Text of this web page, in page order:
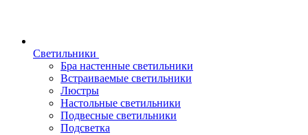
Светильники
Бра настенные светильники
Встраиваемые светильники
Люстры
Настольные светильники
Подвесные светильники
Подсветка